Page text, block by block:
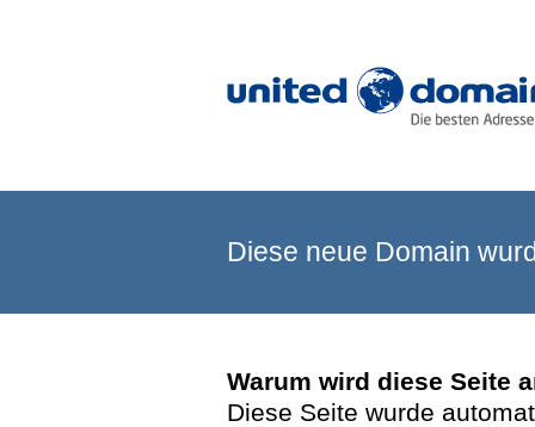
Diese neue Domain
Warum wird diese Seite
Diese Seite wurde